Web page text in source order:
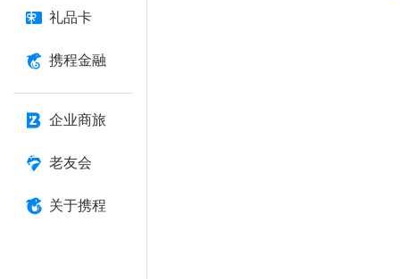
礼品卡
携程金融
企业商旅
老友会
关于携程